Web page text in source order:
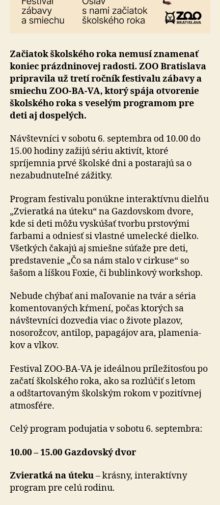
Začiatok školského roka nemusí znamenať
koniec prázdninovej radosti. ZOO Bratislava
pripravila už tretí ročník festivalu zábavy a
smiechu ZOO-BA-VA, ktorý spája otvorenie
školského roka s veselým programom pre
deti aj dospelých.
Návštevníci v sobotu 6. septembra od 10.00 do
15.00 hodiny zažijú sériu aktivít, ktoré
spríjemnia prvé školské dni a postarajú sa o
nezabudnuteľné zážitky.
Program festivalu ponúkne interaktívnu dielňu
„Zvieratká na úteku“ na Gazdovskom dvore,
kde si deti môžu vyskúšať tvorbu prstovými
farbami a odniesť si vlastné umelecké dielko.
Všetkých čakajú aj smiešne súťaže pre deti,
predstavenie „Čo sa nám stalo v cirkuse“ so
šašom a líškou Foxie, či bublinkový workshop.
Nebude chýbať ani maľovanie na tvár a séria
ko­men­to­va­ných kŕmení, počas ktorých sa
návštevníci dozvedia viac o živote plazov,
nosorožcov, antilop, papagájov ara, pla­me­nia­
kov a vlkov.
Festival ZOO-BA-VA je ideálnou príležitosťou po
začatí školského roka, ako sa rozlúčiť s letom
a odštartovaným školským rokom v pozitívnej
atmosfére.
Celý program podujatia v sobotu 6. septembra:
10.00 – 15.00 Gazdovský dvor
Zvieratká na úteku– krásny, interaktívny
program pre celú rodinu.